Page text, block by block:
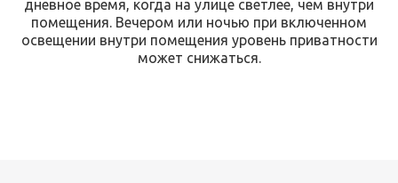
дневное время, когда на улице светлее, чем внутри
помещения. Вечером или ночью при включенном
освещении внутри помещения уровень приватности
может снижаться.